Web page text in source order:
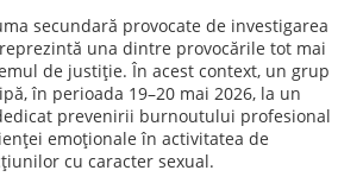
secundară provocate de investigarea
una dintre provocările tot mai
de justiție. În acest context, un grup
în perioada 19–20 mai 2026, la un
prevenirii burnoutului profesional
emoționale în activitatea de
cu caracter sexual.